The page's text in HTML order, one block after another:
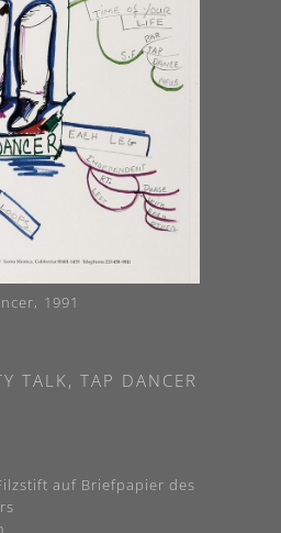
1991
TALK, TAP DANCER
auf Briefpapier des